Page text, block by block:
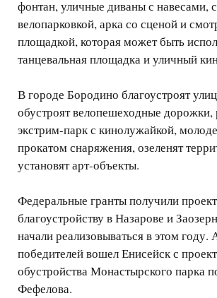
фонтан, уличные диваны с навесами,
велопарковкой, арка со сценой и
площадкой, которая может быть
танцевальная площадка и уличный
В городе Бородино благоустроят
обустроят велопешеходные дорожки,
экстрим-парк с кинолужайкой,
прокатом снаряжения, озеленят
установят арт-объекты.
Федеральные гранты получили
благоустройству в Назарове и
начали реализовываться в этом году.
победителей вошел Енисейск с
обустройства Монастырского парка
Фефелова.